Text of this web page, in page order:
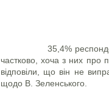
35,4%
частково, хоча з них про
відповіли, що він не
щодо В. Зеленського.